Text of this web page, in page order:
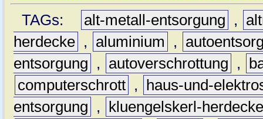
TAGs:
alt-metall-entsorgung ,
herdecke , aluminium ,
entsorgung
, autoverschrottung ,
computerschrott ,
haus-und-
entsorgung
,
kluengelskerl-